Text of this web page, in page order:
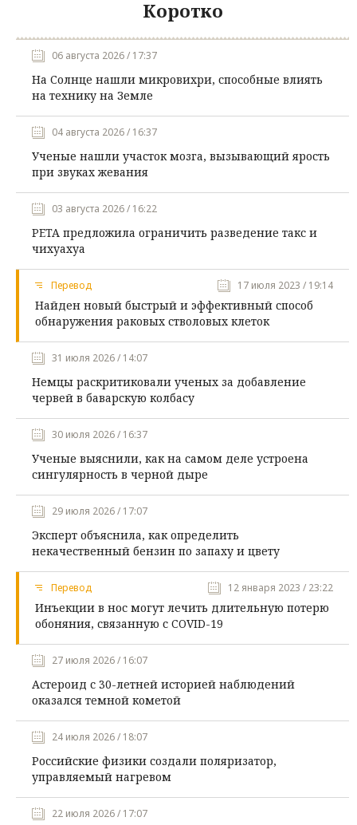
Коротко
06 августа 2026 / 17:37
На Солнце нашли микровихри, способные влиять
на технику на Земле
04 августа 2026 / 16:37
Ученые нашли участок мозга, вызывающий ярость
при звуках жевания
03 августа 2026 / 16:22
PETA предложила ограничить разведение такс и
чихуахуа
Перевод 17 июля 2023 / 19:14
Найден новый быстрый и эффективный способ
обнаружения раковых стволовых клеток
31 июля 2026 / 14:07
Немцы раскритиковали ученых за добавление
червей в баварскую колбасу
30 июля 2026 / 16:37
Ученые выяснили, как на самом деле устроена
сингулярность в черной дыре
29 июля 2026 / 17:07
Эксперт объяснила, как определить
некачественный бензин по запаху и цвету
Перевод 12 января 2023 / 23:22
Инъекции в нос могут лечить длительную потерю
обоняния, связанную с COVID-19
27 июля 2026 / 16:07
Астероид с 30-летней историей наблюдений
оказался темной кометой
24 июля 2026 / 18:07
Российские физики создали поляризатор,
управляемый нагревом
22 июля 2026 / 17:07